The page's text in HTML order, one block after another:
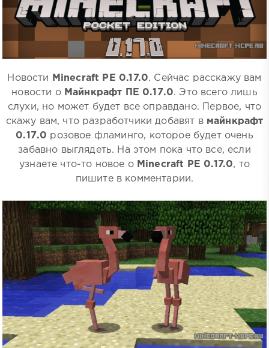
Новости Minecraft PE 0.17.0. Сейчас расскажу вам
новости о Майнкрафт ПЕ 0.17.0. Это всего лишь
слухи, но может будет все оправдано. Первое, что
скажу вам, что разработчики добавят в майнкрафт
0.17.0 розовое фламинго, которое будет очень
забавно выглядеть. На этом пока что все, если
узнаете что-то новое о Minecraft PE 0.17.0, то
пишите в комментарии.